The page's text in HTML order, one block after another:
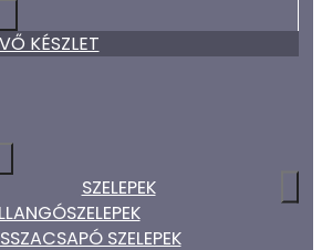
KÉSZLET
SZELEPEK
SZELEPEK